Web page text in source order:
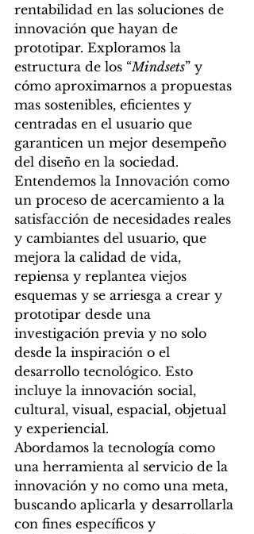
rentabilidad en las soluciones de
innovación que hayan de
prototipar. Exploramos la
estructura de los “Mindsets” y
cómo aproximarnos a propuestas
mas sostenibles, eficientes y
centradas en el usuario que
garanticen un mejor desempeño
del diseño en la sociedad.
Entendemos la Innovación como
un proceso de acercamiento a la
satisfacción de necesidades reales
y cambiantes del usuario, que
mejora la calidad de vida,
repiensa y replantea viejos
esquemas y se arriesga a crear y
prototipar desde una
investigación previa y no solo
desde la inspiración o el
desarrollo tecnológico. Esto
incluye la innovación social,
cultural, visual, espacial, objetual
y experiencial.
Abordamos la tecnología como
una herramienta al servicio de la
innovación y no como una meta,
buscando aplicarla y desarrollarla
con fines específicos y